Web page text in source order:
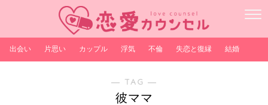
出会い 片思い カップル 浮気 不倫 失恋と復縁 結婚
― TAG ―
彼ママ